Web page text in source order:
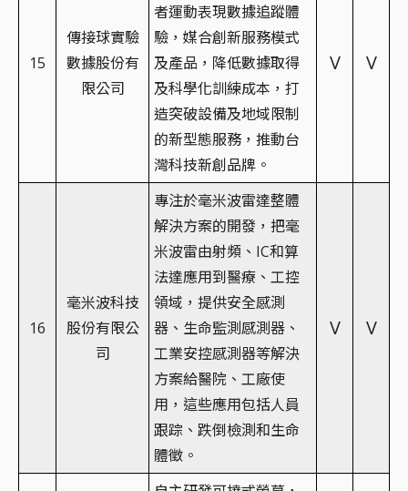
15
傳接球實驗
數據股份有
限公司
者運動表現數據追蹤體
驗，媒合創新服務模式
及產品，降低數據取得
及科學化訓練成本，打
造突破設備及地域限制
的新型態服務，推動台
灣科技新創品牌。
V V
16
毫米波科技
股份有限公
司
專注於毫米波雷達整體
解決方案的開發，把毫
米波雷由射頻、IC和算
法達應用到醫療、工控
領域，提供安全感測
器、生命監測感測器、
工業安控感測器等解決
方案給醫院、工廠使
用，這些應用包括人員
跟踪、跌倒檢測和生命
體徵。
V V